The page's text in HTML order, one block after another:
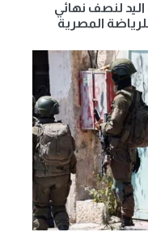
لنصف نهائي
المصرية